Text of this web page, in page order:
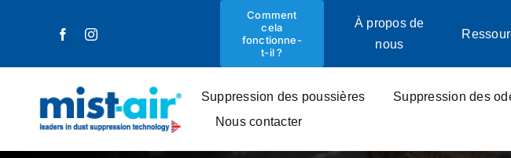
Comment
cela
fonctionne-
t-il ?
À propos de
nous
Suppression des poussières Suppression des
Nous contacter